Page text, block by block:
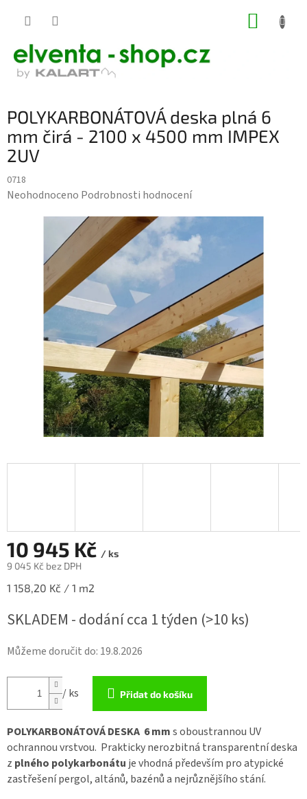
POLYKARBONÁTOVÁ deska plná 6
mm čirá - 2100 x 4500 mm IMPEX
2UV
0718
Průměrné
hvězdiček.
Neohodnoceno Podrobnosti hodnocení
10 945 Kč / ks
9 045 Kč bez DPH
Měrná
1 158,20 Kč / 1 m2
SKLADEM - dodání cca 1 týden (>10 ks)
Můžeme doručit do: 19.8.2026
/ ks Přidat do košíku
POLYKARBONÁTOVÁ DESKA 6 mms oboustrannou UV
ochrannou vrstvou. Prakticky nerozbitná transparentní deska
z plného polykarbonátu je vhodná především pro atypické
zastřešení pergol, altánů, bazénů a nejrůznějšího stání.